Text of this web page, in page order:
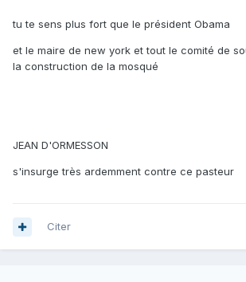
tu te sens plus fort que le président Obama
et le maire de new york et tout le comité de
la construction de la mosqué
JEAN D'ORMESSON
s'insurge très ardemment contre ce pasteur
Citer